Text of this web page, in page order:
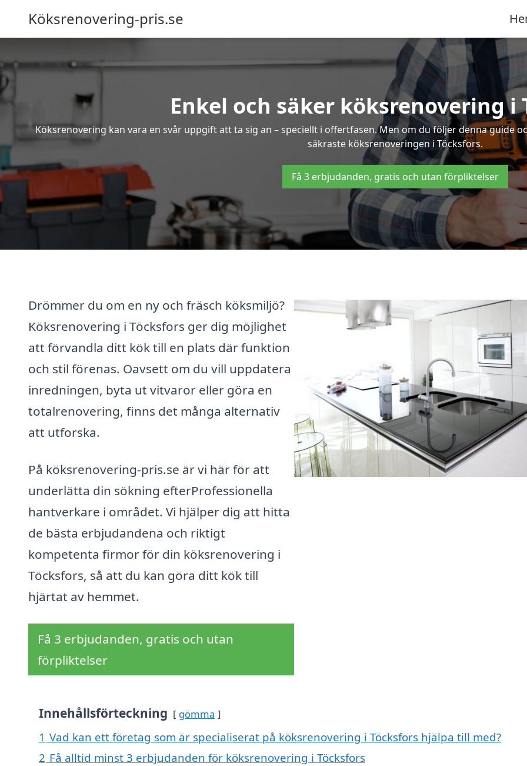
Köksrenovering-pris.se
Enkel och säker köksrenovering i
Köksrenovering kan vara en svår uppgift att ta sig an – speciellt i offertfasen. Men om du följer denna guide
säkraste köksrenoveringen i Töcksfors.
Få 3 erbjudanden, gratis och utan förpliktelser
Drömmer du om en ny och fräsch köksmiljö?
Köksrenovering i Töcksfors ger dig möjlighet
att förvandla ditt kök till en plats där funktion
och stil förenas. Oavsett om du vill uppdatera
inredningen, byta ut vitvaror eller göra en
totalrenovering, finns det många alternativ
att utforska.
På köksrenovering-pris.se är vi här för att
underlätta din sökning efterProfessionella
hantverkare i området. Vi hjälper dig att hitta
de bästa erbjudandena och riktigt
kompetenta firmor för din köksrenovering i
Töcksfors, så att du kan göra ditt kök till
hjärtat av hemmet.
Få 3 erbjudanden, gratis och utan
förpliktelser
Innehållsförteckning gömma
1 Vad kan ett företag som är specialiserat på köksrenovering i Töcksfors hjälpa till med?
2 Få alltid minst 3 erbjudanden för köksrenovering i Töcksfors